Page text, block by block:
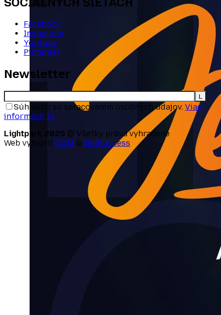
Facebook
Instagram
Youtube
Pinterest
Newsletter
Súhlasím so spracovaním osobných údajov. Viac
informácií tu.
Lightpark 2025 © Všetky práva vyhradené
Web vytvoril ČOSI & NetSuccess